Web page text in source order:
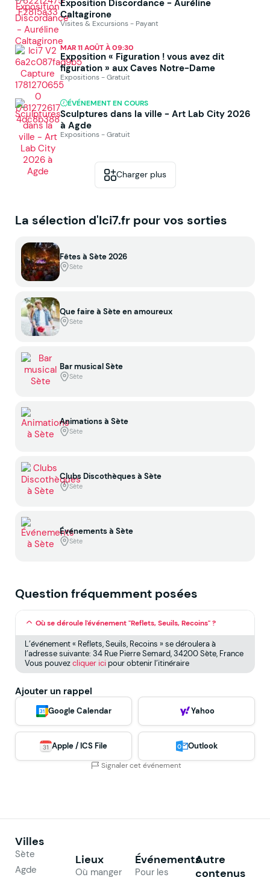
Exposition Discordance - Auréline
Caltagirone
Visites & Excursions - Payant
MAR 11 AOÛT À 09:30
Exposition « Figuration ! vous avez dit
figuration » aux Caves Notre-Dame
Expositions - Gratuit
ÉVÉNEMENT EN COURS
Sculptures dans la ville - Art Lab City 2026
à Agde
Expositions - Gratuit
Charger plus
La sélection d'Ici7.fr pour vos sorties
Fêtes à Sète 2026
Sète
Que faire à Sète en amoureux
Sète
Bar musical Sète
Sète
Animations à Sète
Sète
Clubs Discothèques à Sète
Sète
Événements à Sète
Sète
Question fréquemment posées
Où se déroule l'événement "Reflets, Seuils, Recoins" ?
L’événement « Reflets, Seuils, Recoins » se déroulera à
l’adresse suivante: 34 Rue Pierre Semard, 34200 Sète, France
Vous pouvezcliquer icipour obtenir l’itinéraire
Ajouter un rappel
Google Calendar Yahoo
Apple / ICS File Outlook
Signaler cet événement
Villes
Sète
Agde
Lieux
Où manger
Événements
Pour les
Autre
contenus